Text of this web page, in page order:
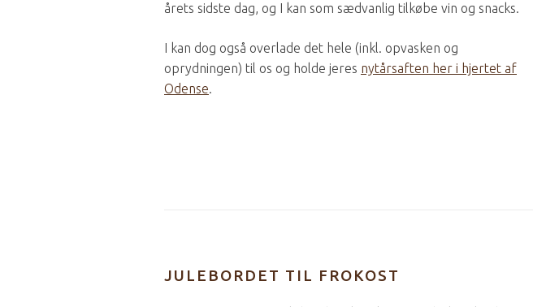
årets sidste dag, og I kan som sædvanlig tilkøbe vin og snacks.
I kan dog også overlade det hele (inkl. opvasken og
oprydningen) til os og holde jeres nytårsaften her i hjertet af
Odense.
JULEBORDET TIL FROKOST